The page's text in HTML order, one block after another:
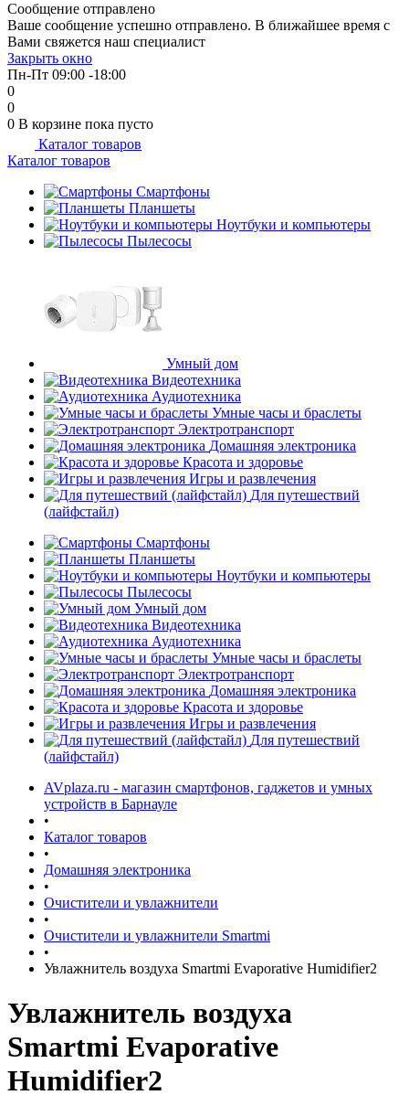
Сообщение отправлено
Ваше сообщение успешно отправлено. В ближайшее время с
Вами свяжется наш специалист
Закрыть окно
Пн-Пт 09:00 -18:00
0
0
0 В корзине пока пусто
Каталог товаров
Каталог товаров
Смартфоны
Планшеты
Ноутбуки и компьютеры
Пылесосы
Умный дом
Видеотехника
Аудиотехника
Умные часы и браслеты
Электротранспорт
Домашняя электроника
Красота и здоровье
Игры и развлечения
Для путешествий
(лайфстайл)
Смартфоны
Планшеты
Ноутбуки и компьютеры
Пылесосы
Умный дом
Видеотехника
Аудиотехника
Умные часы и браслеты
Электротранспорт
Домашняя электроника
Красота и здоровье
Игры и развлечения
Для путешествий
(лайфстайл)
AVplaza.ru - магазин смартфонов, гаджетов и умных
устройств в Барнауле
•
Каталог товаров
•
Домашняя электроника
•
Очистители и увлажнители
•
Очистители и увлажнители Smartmi
•
Увлажнитель воздуха Smartmi Evaporative Humidifier2
Увлажнитель воздуха
Smartmi Evaporative
Humidifier2
Подробнее
об оплате Плайтом
недели
раз в 2 недели
plait.ru